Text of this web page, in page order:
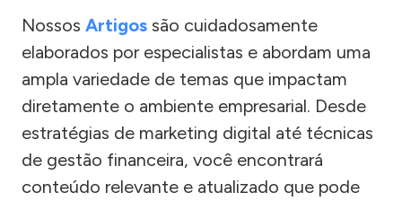
Nossos Artigos são cuidadosamente
elaborados por especialistas e abordam uma
ampla variedade de temas que impactam
diretamente o ambiente empresarial. Desde
estratégias de marketing digital até técnicas
de gestão financeira, você encontrará
conteúdo relevante e atualizado que pode